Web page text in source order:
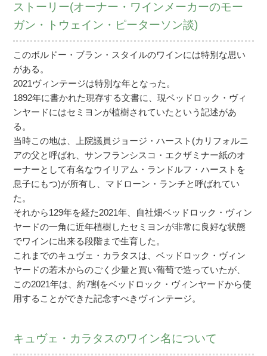
ストーリー(オーナー・ワインメーカーのモー
ガン・トウェイン・ピーターソン談)
このボルドー・ブラン・スタイルのワインには特別な思い
がある。
2021ヴィンテージは特別な年となった。
1892年に書かれた現存する文書に、現ベッドロック・ヴィ
ンヤードにはセミヨンが植樹されていたという記述があ
る。
当時この地は、上院議員ジョージ・ハースト(カリフォルニ
アの父と呼ばれ、サンフランシスコ・エクザミナー紙のオ
ーナーとして有名なウイリアム・ランドルフ・ハーストを
息子にもつ)が所有し、マドローン・ランチと呼ばれてい
た。
それから129年を経た2021年、自社畑ベッドロック・ヴィン
ヤードの一角に近年植樹したセミヨンが非常に良好な状態
でワインに出来る段階まで生育した。
これまでのキュヴェ・カラタスは、ベッドロック・ヴィン
ヤードの若木からのごく少量と買い葡萄で造っていたが、
この2021年は、約7割をベッドロック・ヴィンヤードから使
用することができた記念すべきヴィンテージ。
キュヴェ・カラタスのワイン名について